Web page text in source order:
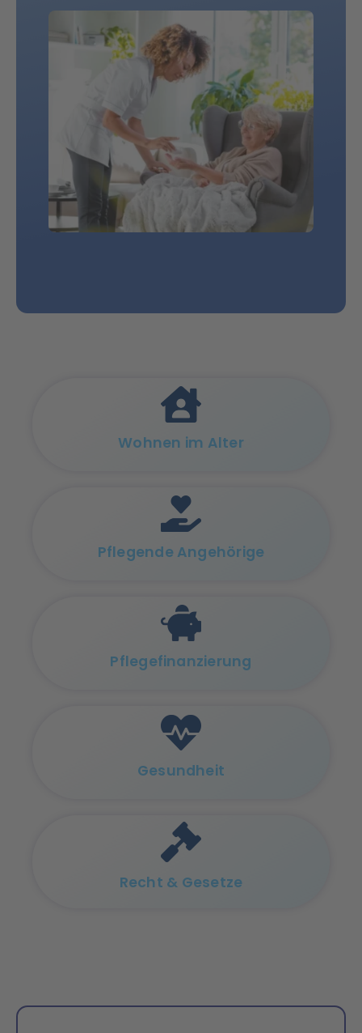
Wohnen im Alter
Pflegende Angehörige
Pflege­finanzierung
Gesundheit
Recht & Gesetze